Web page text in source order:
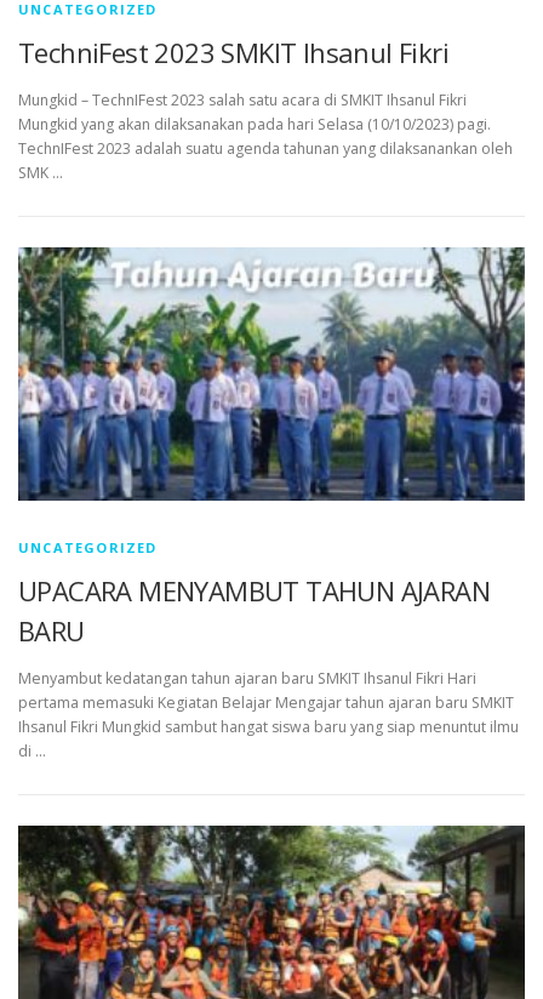
UNCATEGORIZED
TechniFest 2023 SMKIT Ihsanul Fikri
Mungkid – TechnIFest 2023 salah satu acara di SMKIT Ihsanul Fikri
Mungkid yang akan dilaksanakan pada hari Selasa (10/10/2023) pagi.
TechnIFest 2023 adalah suatu agenda tahunan yang dilaksanankan oleh
SMK …
UNCATEGORIZED
UPACARA MENYAMBUT TAHUN AJARAN
BARU
Menyambut kedatangan tahun ajaran baru SMKIT Ihsanul Fikri Hari
pertama memasuki Kegiatan Belajar Mengajar tahun ajaran baru SMKIT
Ihsanul Fikri Mungkid sambut hangat siswa baru yang siap menuntut ilmu
di …